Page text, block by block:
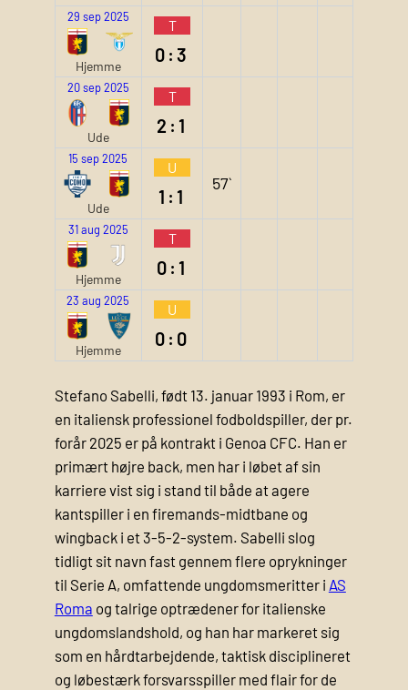
29 sep 2025
Hjemme
T
0:3
20 sep 2025
Ude
T
2:1
15 sep 2025
Ude
U
1:1
57`
31 aug 2025
Hjemme
T
0:1
23 aug 2025
Hjemme
U
0:0
Stefano Sabelli, født 13. januar 1993 i Rom, er
en italiensk professionel fodboldspiller, der pr.
forår 2025 er på kontrakt i Genoa CFC. Han er
primært højre back, men har i løbet af sin
karriere vist sig i stand til både at agere
kantspiller i en firemands‐midtbane og
wingback i et 3-5-2-system. Sabelli slog
tidligt sit navn fast gennem flere oprykninger
til Serie A, omfattende ungdomsmeritter i AS
Roma og talrige optrædener for italienske
ungdomslandshold, og han har markeret sig
som en hårdtarbejdende, taktisk disciplineret
og løbestærk forsvarsspiller med flair for de